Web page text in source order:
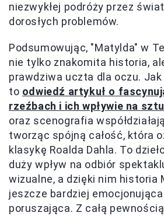
niezwykłej podróży przez
dorosłych problemów.
Podsumowując, "Matylda" w
nie tylko znakomita historia,
prawdziwa uczta dla oczu.
to odwiedź artykuł o
rzeźbach i ich wpływie na
oraz scenografia
tworząc spójną całość, która
klasykę Roalda Dahla. To
duży wpływ na odbiór
wizualne, a dzięki nim historia
jeszcze bardziej
poruszająca. Z całą